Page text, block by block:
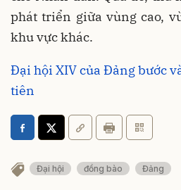
phát triển giữa vùng cao,
khu vực khác.
Đại hội XIV của Đảng bước
tiên
Đại hội đồng bào Đảng